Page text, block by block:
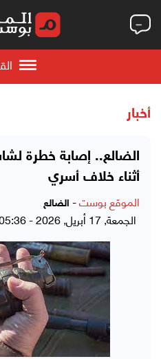
أخبار
الضالع.. إصابة خطرة
أثناء خلاف أسري
الموقع بوست- الضالع
الجمعة, 17 أبريل, 2026 - 05:36 مساءً